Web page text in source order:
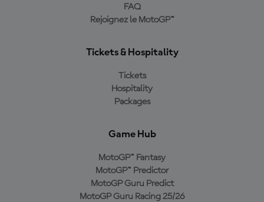
FAQ
Rejoignez le MotoGP™
Tickets & Hospitality
Tickets
Hospitality
Packages
Game Hub
MotoGP™ Fantasy
MotoGP™ Predictor
MotoGP Guru Predict
MotoGP Guru Racing 25/26